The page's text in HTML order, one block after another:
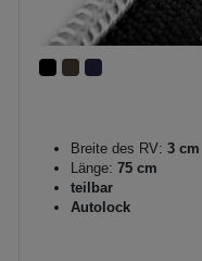
Breite des RV: 3 cm
Länge: 75 cm
teilbar
Autolock